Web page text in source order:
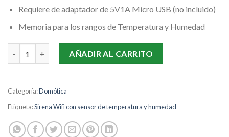
Requiere de adaptador de 5V1A Micro USB (no incluido)
Memoria para los rangos de Temperatura y Humedad
Sirena Wifi con sensor de temperatura y humedad cantidad
AÑADIR AL CARRITO
Categoría:Domótica
Etiqueta:Sirena Wifi con sensor de temperatura y humedad